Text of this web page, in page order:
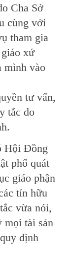
Cha Sở
cùng với
tham gia
xứ
mình vào
tư vấn,
tắc do
Hội Ðồng
phổ quát
giáo phận
tín hữu
vừa nói,
mọi tài sản
định